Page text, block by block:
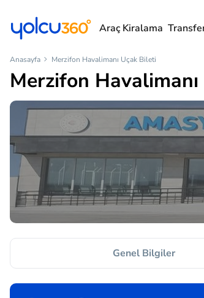
Araç Kiralama
Anasayfa Merzifon Havalimanı Uçak Bileti
Merzifon
Genel Bilgiler